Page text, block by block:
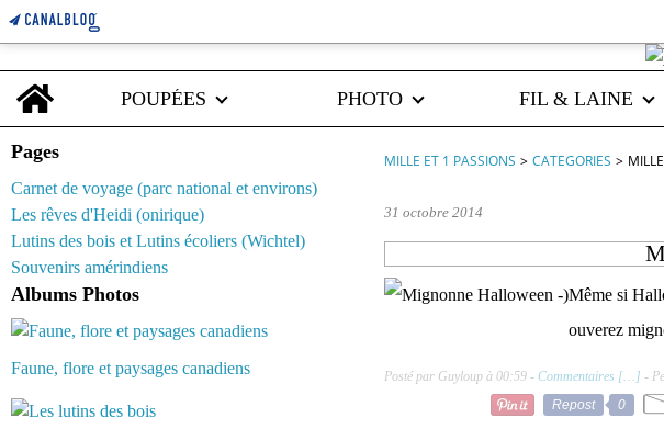
Home
POUPÉES
PHOTO FIL & LAINE
Pages
Carnet de voyage (parc national et environs)
Les rêves d'Heidi (onirique)
Lutins des bois et Lutins écoliers (Wichtel)
Souvenirs amérindiens
Albums Photos
Faune, flore et paysages canadiens
MILLE ET 1 PASSIONS > CATEGORIES >
31 octobre 2014
Même si
ouverez
Posté par Guyloup à 00:59 - Commentaires [… ] -
Repost
0